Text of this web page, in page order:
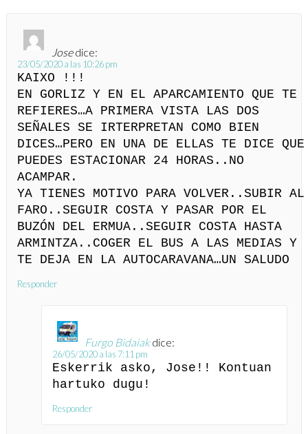
Jose dice:
23/05/2020 a las 10:26 pm
KAIXO !!!
EN GORLIZ Y EN EL APARCAMIENTO QUE TE
REFIERES…A PRIMERA VISTA LAS DOS
SEÑALES SE IRTERPRETAN COMO BIEN
DICES…PERO EN UNA DE ELLAS TE DICE QUE
PUEDES ESTACIONAR 24 HORAS..NO
ACAMPAR.
YA TIENES MOTIVO PARA VOLVER..SUBIR AL
FARO..SEGUIR COSTA Y PASAR POR EL
BUZÓN DEL ERMUA..SEGUIR COSTA HASTA
ARMINTZA..COGER EL BUS A LAS MEDIAS Y
TE DEJA EN LA AUTOCARAVANA…UN SALUDO
Responder
Furgo Bidaiak dice:
26/05/2020 a las 7:11 pm
Eskerrik asko, Jose!! Kontuan
hartuko dugu!
Responder